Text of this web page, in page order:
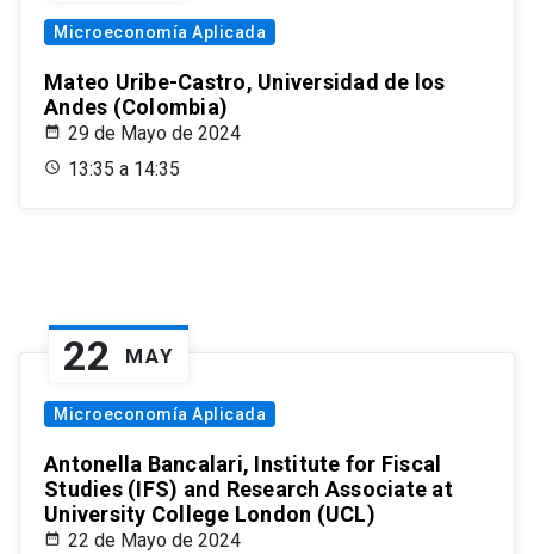
Microeconomía Aplicada
Mateo Uribe-Castro, Universidad de los
Andes (Colombia)
29 de Mayo de 2024
13:35 a 14:35
22 MAY
Microeconomía Aplicada
Antonella Bancalari, Institute for Fiscal
Studies (IFS) and Research Associate at
University College London (UCL)
22 de Mayo de 2024